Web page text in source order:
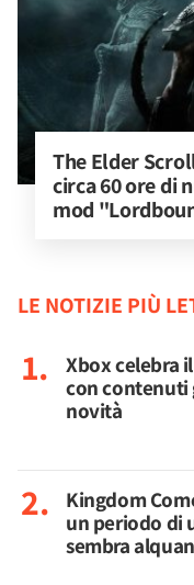
The Elder
circa 60 ore di
mod
LE NOTIZIE PIÙ
Xbox celebra
con
novità
Kingdom
un periodo di
sembra